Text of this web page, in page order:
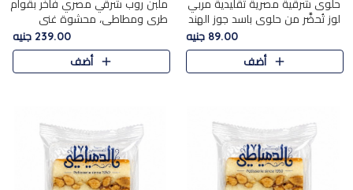
حلوى شرقية مصرية تقليدية مربي
لوز تُحضَّر من حلوى باسد جوز الهند
بقوام طري ومذاق غني، وتُزين
وتغطاه بقطع اللوز الفاخر التي
تضيف لمسة مميزة م..
89.00 جنيه
أضف
ملبن روب شرقي مصري فاخر بقوام
طري ومطاطي، محشوة غني
بسخاء بقطع عين الجمل واللوز
الفاخر التي تضيف قرمشة مميزة
ومرضية ونكهة ناتي غنية في كل
239.00 جنيه
أضف